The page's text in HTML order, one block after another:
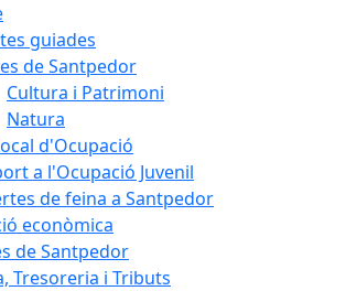
guiades
de Santpedor
Cultura i Patrimoni
Natura
d'Ocupació
a l'Ocupació Juvenil
de feina a Santpedor
econòmica
de Santpedor
Tresoreria i Tributs